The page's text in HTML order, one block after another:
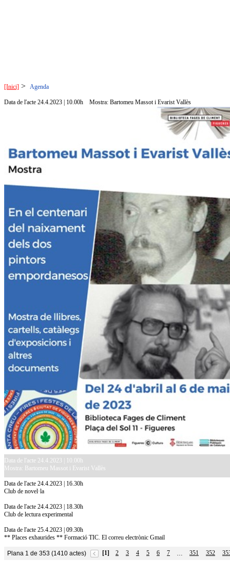
[Inici] > Agenda
Data de l'acte 24.4.2023 | 10.00h Mostra: Bartomeu Massot i Evarist Vallès
Data de l'acte 24.4.2023 | 10.00h
Mostra: Bartomeu Massot i Evarist Vallès
Data de l'acte 24.4.2023 | 16.30h
Club de novel·la
Data de l'acte 24.4.2023 | 18.30h
Club de lectura experimental
Data de l'acte 25.4.2023 | 09.30h
** Places exhaurides ** Formació TIC. El correu electrònic Gmail
Plana 1 de 353 (1410 actes) [1] 2 3 4 5 6 7 … 351 352